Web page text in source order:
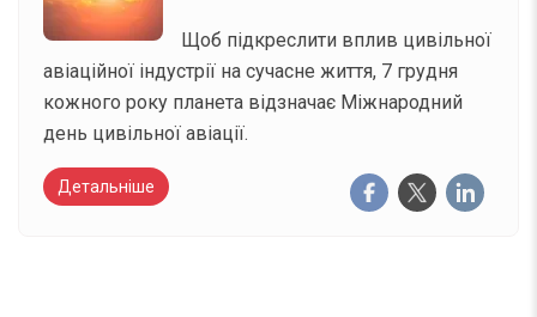
Щоб підкреслити вплив цивільної
авіаційної індустрії на сучасне життя, 7 грудня
кожного року планета відзначає Міжнародний
день цивільної авіації.
Детальніше